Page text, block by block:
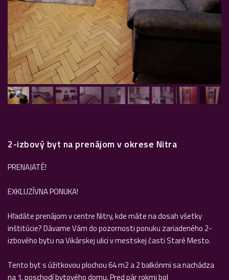
2-izbový byt na prenájom v okrese Nitra
PRENAJATÉ!
EXKLUZÍVNA PONUKA!
Hľadáte prenájom v centre Nitry, kde máte na dosah všetky
inštitúcie? Dávame Vám do pozornosti ponuku zariadeného 2-
izbového bytu na Vikárskej ulici v mestskej časti Staré Mesto.
Tento byt s úžitkovou plochou 64 m2 a 2 balkónmi sa nachádza
na 1. poschodí bytového domu. Pred pár rokmi bol